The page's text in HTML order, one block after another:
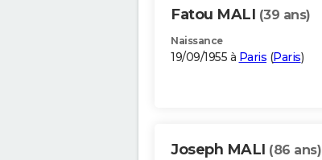
Fatou MALI (39 ans)
Naissance
19/09/1955 à Paris (Paris)
Joseph MALI (86 ans)